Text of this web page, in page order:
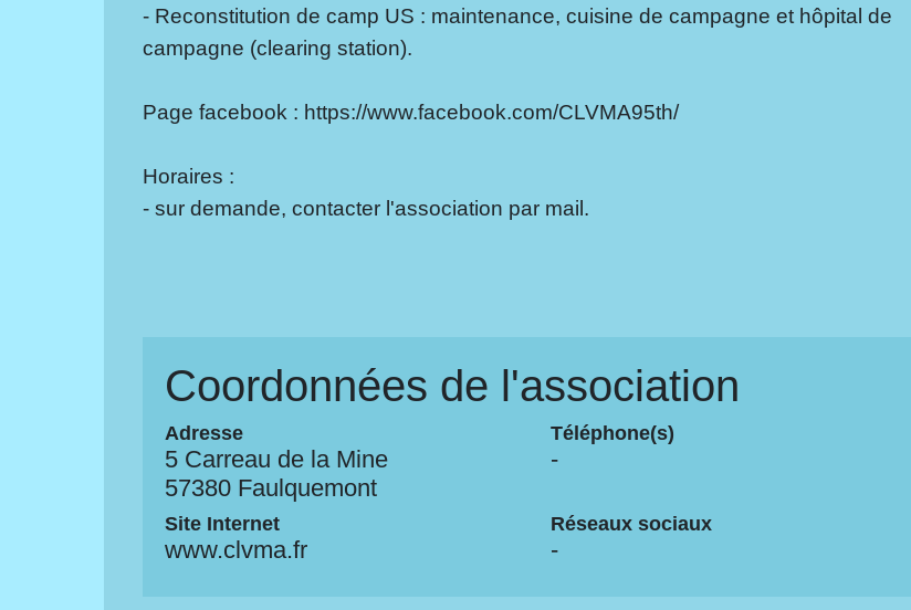
- Reconstitution de camp US : maintenance, cuisine de campagne et hôpital de
campagne (clearing station).
Page facebook : https://www.facebook.com/CLVMA95th/
Horaires :
- sur demande, contacter l'association par mail.
Coordonnées de l'association
Adresse
5 Carreau de la Mine
57380 Faulquemont
Téléphone(s)
-
Site Internet
www.clvma.fr
Réseaux sociaux
-